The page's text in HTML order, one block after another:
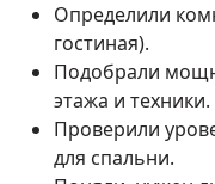
Определили
гостиная).
Подобрали
этажа и техники.
Проверили
для спальни.